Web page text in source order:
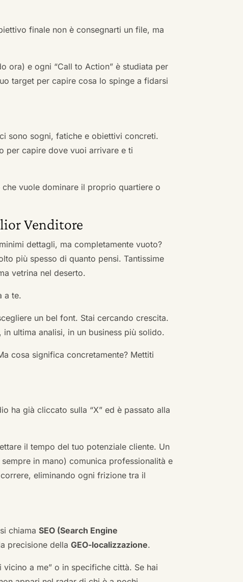
finale non è consegnarti un file, ma
ora) e ogni “Call to Action” è studiata per
target per capire cosa lo spinge a fidarsi
sono sogni, fatiche e obiettivi concreti.
per capire dove vuoi arrivare e ti
vuole dominare il proprio quartiere o
Venditore
dettagli, ma completamente vuoto?
più spesso di quanto pensi. Tantissime
vetrina nel deserto.
a te.
un bel font. Stai cercando crescita.
ultima analisi, in un business più solido.
cosa significa concretamente? Mettiti
ha già cliccato sulla “X” ed è passato alla
il tempo del tuo potenziale cliente. Un
in mano) comunica professionalità e
eliminando ogni frizione tra il
chiamaSEO (Search Engine
precisione dellaGEO-localizzazione.
a me” o in specifiche città. Se hai